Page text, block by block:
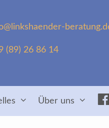
(89) 26 86 14
Über uns